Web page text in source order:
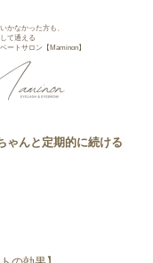
かなかった方も、
て通える
ートサロン【Maminon】
ゃんと定期的に続ける